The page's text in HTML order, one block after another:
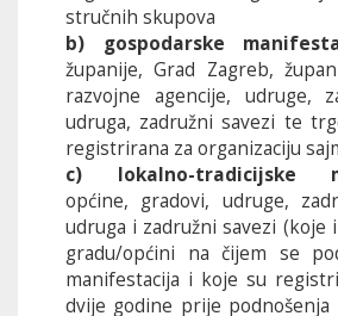
stručnih skupova
b) gospodarske
županije, Grad Zagreb,
razvojne agencije, udruge,
udruga, zadružni savezi te
registrirana za organizaciju
c) lokalno-tradicijske
općine, gradovi, udruge,
udruga i zadružni savezi (koje
gradu/općini na čijem se
manifestacija i koje su
dvije godine prije podnošenja